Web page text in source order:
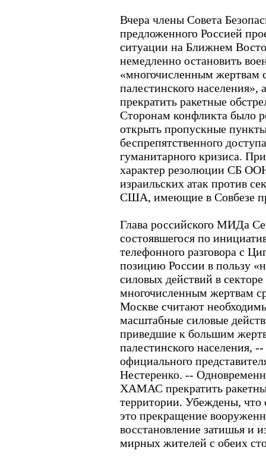
Вчера члены Совета
предложенного Россией
ситуации на Ближнем
немедленно остановить
«многочисленным жертвам
палестинского
прекратить ракетные
Сторонам конфликта было
открыть пропускные
беспрепятственного
гуманитарного кризиса.
характер резолюции СБ
израильских атак против
США, имеющие в Совбезе
Глава российского МИДа
состоявшегося по
телефонного разговора с
позицию России в пользу
силовых действий в
многочисленным жертвам
Москве считают
масштабные силовые
приведшие к большим
палестинского населения,
официального
Нестеренко. --
ХАМАС прекратить
территории. Убеждены, что
это прекращение
восстановление затишья и
мирных жителей с обеих